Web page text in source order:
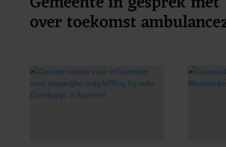
over toekomst